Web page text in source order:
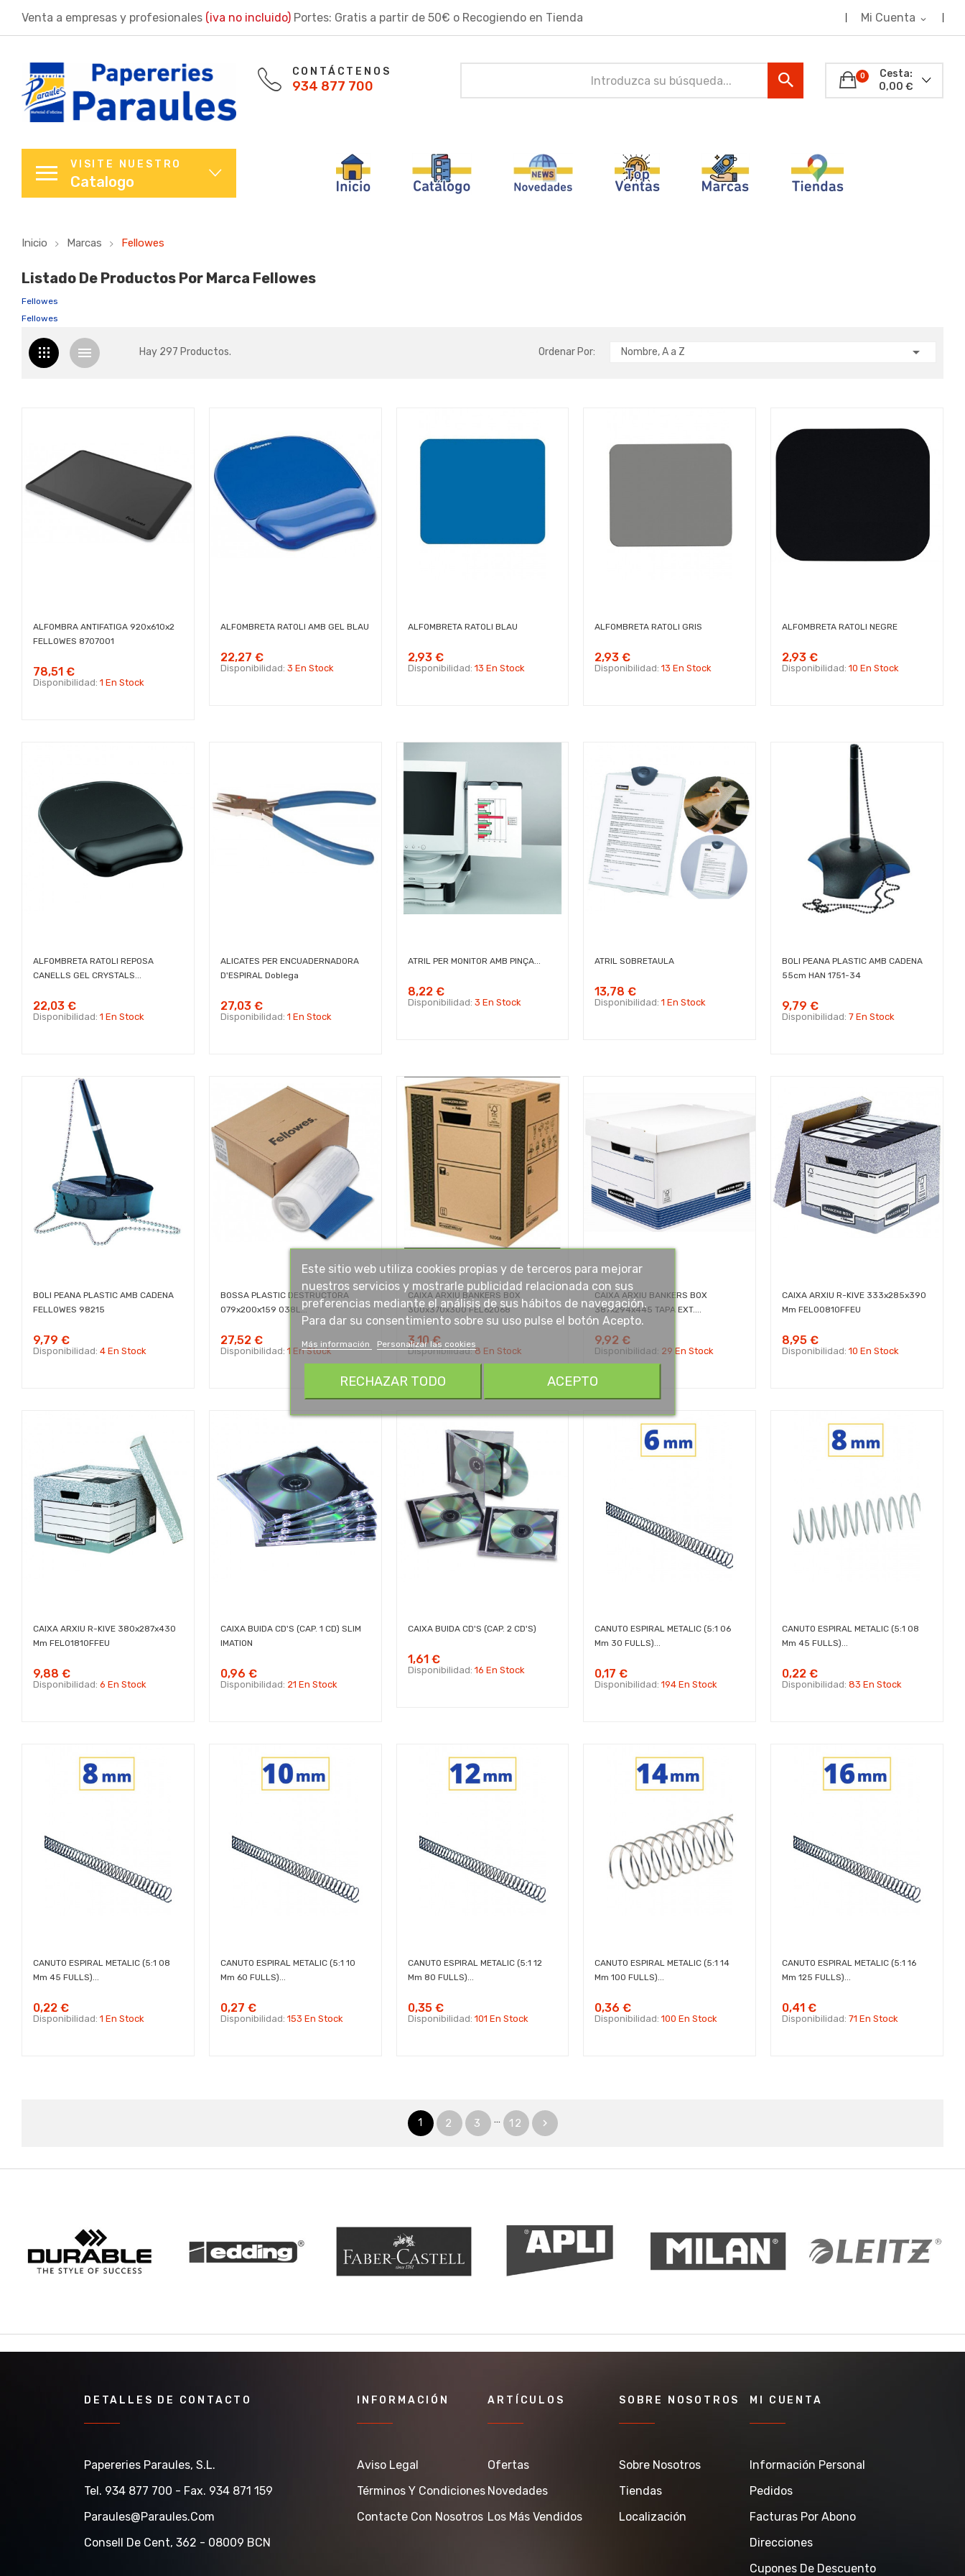
Venta a empresas y profesionales (iva no incluido) Portes: Gratis a partir de 50€ o Recogiendo en Tienda Mi Cuenta expand_more
CONTÁCTENOS
934 877 700
Cesta:
0,00 €
0
VISITE NUESTRO
Catalogo
Inicio Marcas Fellowes
Listado De Productos Por Marca Fellowes
Fellowes
Fellowes
Hay 297 Productos. Ordenar Por: Nombre, A a Z 
ALFOMBRA ANTIFATIGA 920x610x2
FELLOWES 8707001
78,51 €
Disponibilidad: 1 En Stock
ALFOMBRETA RATOLI AMB GEL BLAU
22,27 €
Disponibilidad: 3 En Stock
ALFOMBRETA RATOLI BLAU
2,93 €
Disponibilidad: 13 En Stock
ALFOMBRETA RATOLI GRIS
2,93 €
Disponibilidad:13 En Stock
ALFOMBRETA RATOLI NEGRE
2,93 €
Disponibilidad:10 En Stock
ALFOMBRETA RATOLI REPOSA
CANELLS GEL CRYSTALS...
22,03 €
Disponibilidad: 1 En Stock
ALICATES PER ENCUADERNADORA
D'ESPIRAL Doblega
27,03 €
Disponibilidad: 1 En Stock
ATRIL PER MONITOR AMB PINÇA...
8,22 €
Disponibilidad: 3 En Stock
ATRIL SOBRETAULA
13,78 €
Disponibilidad:1 En Stock
BOLI PEANA PLASTIC AMB CADENA
55cm HAN 1751-34
9,79 €
Disponibilidad:7 En Stock
BOLI PEANA PLASTIC AMB CADENA
FELLOWES 98215
9,79 €
Disponibilidad: 4 En Stock
BOSSA PLASTIC DESTRUCTORA
079x200x159 038L...
27,52 €
Disponibilidad: 1 En Stock
CAIXA ARXIU BANKERS BOX
300x370x300 FEL62068
3,10 €
Disponibilidad:8 En Stock
CAIXA ARXIU BANKERS BOX
387x294x445 TAPA EXT....
9,92 €
Disponibilidad: 29 En Stock
CAIXA ARXIU R-KIVE 333x285x390
Mm FEL00810FFEU
8,95 €
Disponibilidad:10 En Stock
CAIXA ARXIU R-KIVE 380x287x430
Mm FEL01810FFEU
9,88 €
Disponibilidad: 6 En Stock
CAIXA BUIDA CD'S (CAP. 1 CD) SLIM
IMATION
0,96 €
Disponibilidad: 21 En Stock
CAIXA BUIDA CD'S (CAP. 2 CD'S)
1,61 €
Disponibilidad: 16 En Stock
CANUTO ESPIRAL METALIC (5:1 06
Mm 30 FULLS)...
0,17 €
Disponibilidad:194 En Stock
CANUTO ESPIRAL METALIC (5:1 08
Mm 45 FULLS)...
0,22 €
Disponibilidad:83 En Stock
CANUTO ESPIRAL METALIC (5:1 08
Mm 45 FULLS)...
0,22 €
Disponibilidad: 1 En Stock
CANUTO ESPIRAL METALIC (5:1 10
Mm 60 FULLS)...
0,27 €
Disponibilidad: 153 En Stock
CANUTO ESPIRAL METALIC (5:1 12
Mm 80 FULLS)...
0,35 €
Disponibilidad: 101 En Stock
CANUTO ESPIRAL METALIC (5:1 14
Mm 100 FULLS)...
0,36 €
Disponibilidad:100 En Stock
CANUTO ESPIRAL METALIC (5:1 16
Mm 125 FULLS)...
0,41 €
Disponibilidad:71 En Stock
1 2 3 … 12 
DETALLES DE CONTACTO
Papereries Paraules, S.l.
Tel. 934 877 700 - Fax. 934 871 159
Paraules@paraules.com
Consell De Cent, 362 - 08009 BCN
INFORMACIÓN
Aviso Legal
Términos Y Condiciones
Contacte Con Nosotros
ARTÍCULOS
Ofertas
Novedades
Los Más Vendidos
SOBRE NOSOTROS
Sobre Nosotros
Tiendas
Localización
MI CUENTA
Información Personal
Pedidos
Facturas Por Abono
Direcciones
Cupones De Descuento
Este sitio web utiliza cookies propias y de terceros para mejorar
nuestros servicios y mostrarle publicidad relacionada con sus
preferencias mediante el análisis de sus hábitos de navegación.
Para dar su consentimiento sobre su uso pulse el botón Acepto.
Más información Personalizar las cookies
RECHAZAR TODO ACEPTO